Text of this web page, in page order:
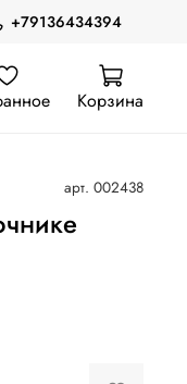
+79136434394
Корзина
арт. 002438